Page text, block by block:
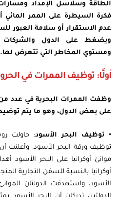
الطاقة وسلاسل الإمداد ومسارات
فكرة السيطرة على الممر المائي
عدم الاستقرار أو سلامة العبور
ويضغط على الدول والشركات
ومستوي المخاطر التي تتعرض لها.
أولًا: توظيف الممرات في
وظفت الممرات البحرية في عدد من
على بعض الدول، وهو ما يتم توضيحه
• توظيف البحر الأسود: حاولت
توظيف ورقة البحر الأسود، وأعلنت أن
موانئ أوكرانيا على البحر الأسود
أوكرانيا بالنسبة للسفن التجارية
الأسود، واستهدفت الدولتان الموانئ